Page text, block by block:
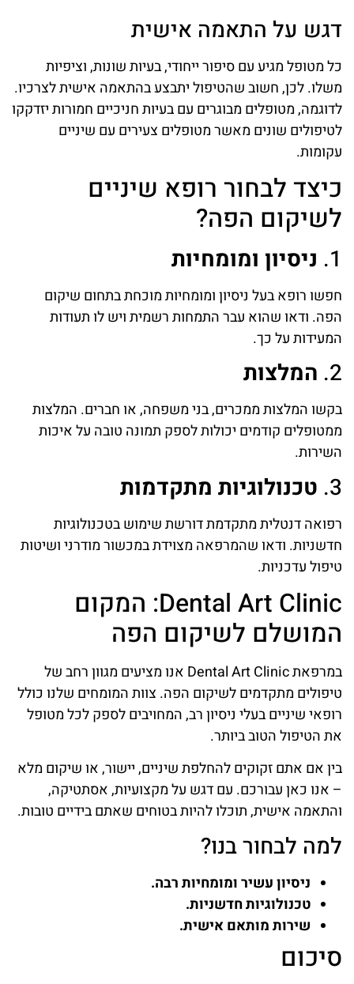
דגש על התאמה אישית
כל מטופל מגיע עם סיפור ייחודי, בעיות שונות, וציפיות
משלו. לכן, חשוב שהטיפול יתבצע בהתאמה אישית לצרכיו.
לדוגמה, מטופלים מבוגרים עם בעיות חניכיים חמורות יזדקקו
לטיפולים שונים מאשר מטופלים צעירים עם שיניים
עקומות.
כיצד לבחור רופא שיניים
לשיקום הפה?
1. ניסיון ומומחיות
חפשו רופא בעל ניסיון ומומחיות מוכחת בתחום שיקום
הפה. ודאו שהוא עבר התמחות רשמית ויש לו תעודות
המעידות על כך.
2. המלצות
בקשו המלצות ממכרים, בני משפחה, או חברים. המלצות
ממטופלים קודמים יכולות לספק תמונה טובה על איכות
השירות.
3. טכנולוגיות מתקדמות
רפואה דנטלית מתקדמת דורשת שימוש בטכנולוגיות
חדשניות. ודאו שהמרפאה מצוידת במכשור מודרני ושיטות
טיפול עדכניות.
Dental Art Clinic: המקום
המושלם לשיקום הפה
במרפאת Dental Art Clinic אנו מציעים מגוון רחב של
טיפולים מתקדמים לשיקום הפה. צוות המומחים שלנו כולל
רופאי שיניים בעלי ניסיון רב, המחויבים לספק לכל מטופל
את הטיפול הטוב ביותר.
בין אם אתם זקוקים להחלפת שיניים, יישור, או שיקום מלא
– אנו כאן עבורכם. עם דגש על מקצועיות, אסתטיקה,
והתאמה אישית, תוכלו להיות בטוחים שאתם בידיים טובות.
למה לבחור בנו?
ניסיון עשיר ומומחיות רבה.
טכנולוגיות חדשניות.
שירות מותאם אישית.
סיכום